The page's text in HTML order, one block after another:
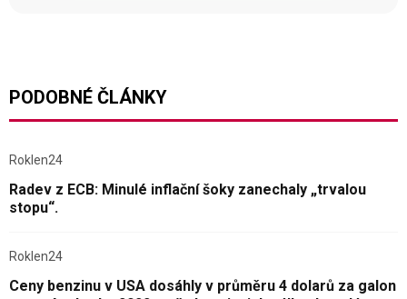
PODOBNÉ ČLÁNKY
Roklen24
Radev z ECB: Minulé inflační šoky zanechaly „trvalou
stopu“.
Roklen24
Ceny benzinu v USA dosáhly v průměru 4 dolarů za galon